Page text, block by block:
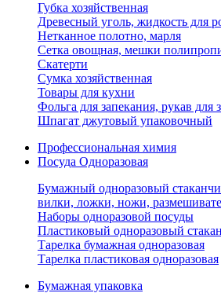
Губка хозяйственная
Древесный уголь, жидкость для
Нетканное полотно, марля
Сетка овощная, мешки
Скатерти
Сумка хозяйственная
Товары для кухни
Фольга для запекания, рукав для
Шпагат джутовый упаковочный
Профессиональная химия
Посуда Одноразовая
Бумажный одноразовый
вилки, ложки, ножи,
Наборы одноразовой посуды
Пластиковый одноразовый
Тарелка бумажная одноразовая
Тарелка пластиковая одноразовая
Бумажная упаковка